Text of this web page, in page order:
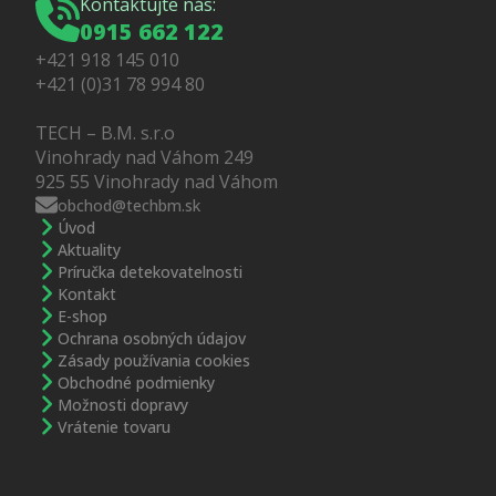
0915 662 122
+421 918 145 010
+421 (0)31 78 994 80
TECH – B.M. s.r.o
Vinohrady nad Váhom 249
925 55 Vinohrady nad Váhom
obchod@techbm.sk
Úvod
Aktuality
Príručka detekovatelnosti
Kontakt
E-shop
Ochrana osobných údajov
Zásady používania cookies
Obchodné podmienky
Možnosti dopravy
Vrátenie tovaru